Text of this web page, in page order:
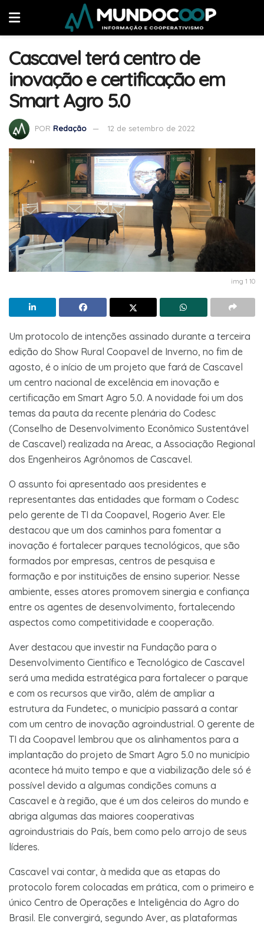
Cascavel terá centro de
inovação e certificação em
Smart Agro 5.0
POR Redação 12 de setembro de 2022
img 1 10
Um protocolo de intenções assinado durante a terceira
edição do Show Rural Coopavel de Inverno, no fim de
agosto, é o início de um projeto que fará de Cascavel
um centro nacional de excelência em inovação e
certificação em Smart Agro 5.0. A novidade foi um dos
temas da pauta da recente plenária do Codesc
(Conselho de Desenvolvimento Econômico Sustentável
de Cascavel) realizada na Areac, a Associação Regional
dos Engenheiros Agrônomos de Cascavel.
O assunto foi apresentado aos presidentes e
representantes das entidades que formam o Codesc
pelo gerente de TI da Coopavel, Rogerio Aver. Ele
destacou que um dos caminhos para fomentar a
inovação é fortalecer parques tecnológicos, que são
formados por empresas, centros de pesquisa e
formação e por instituições de ensino superior. Nesse
ambiente, esses atores promovem sinergia e confiança
entre os agentes de desenvolvimento, fortalecendo
aspectos como competitividade e cooperação.
Aver destacou que investir na Fundação para o
Desenvolvimento Científico e Tecnológico de Cascavel
será uma medida estratégica para fortalecer o parque
e com os recursos que virão, além de ampliar a
estrutura da Fundetec, o município passará a contar
com um centro de inovação agroindustrial. O gerente de
TI da Coopavel lembrou que os alinhamentos para a
implantação do projeto de Smart Agro 5.0 no município
acontece há muito tempo e que a viabilização dele só é
possível devido a algumas condições comuns a
Cascavel e à região, que é um dos celeiros do mundo e
abriga algumas das maiores cooperativas
agroindustriais do País, bem como pelo arrojo de seus
líderes.
Cascavel vai contar, à medida que as etapas do
protocolo forem colocadas em prática, com o primeiro e
único Centro de Operações e Inteligência do Agro do
Brasil. Ele convergirá, segundo Aver, as plataformas